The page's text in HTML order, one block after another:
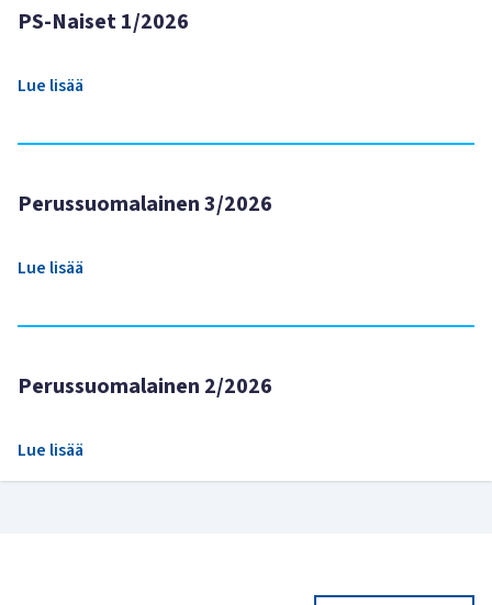
PS-Naiset 1/2026
Lue lisää
Perussuomalainen 3/2026
Lue lisää
Perussuomalainen 2/2026
Lue lisää